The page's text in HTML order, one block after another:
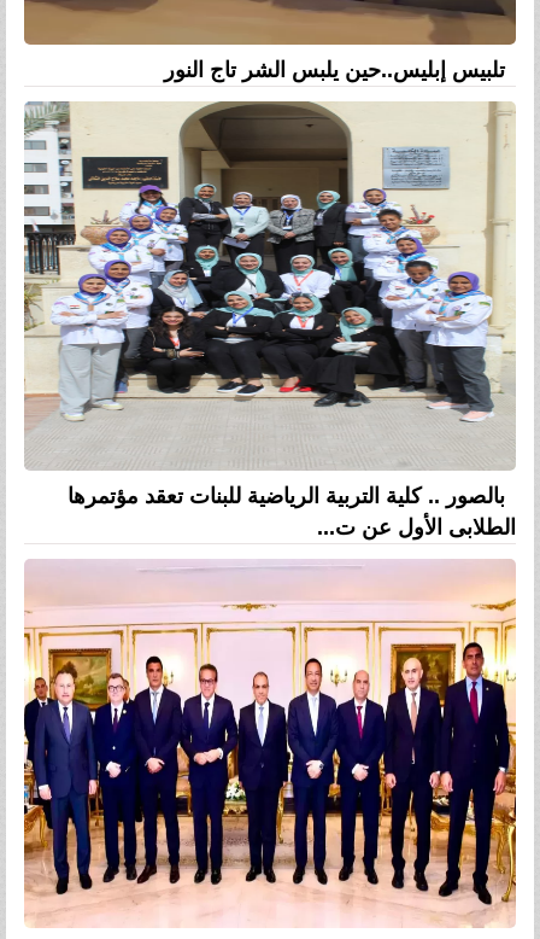
تلبيس إبليس..حين يلبس الشر تاج النور
بالصور .. كلية التربية الرياضية للبنات تعقد مؤتمرها
الطلابى الأول عن ت...